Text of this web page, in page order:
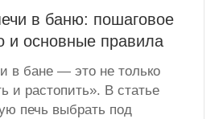
в баню: пошаговое
и основные правила
в бане — это не только
и растопить». В статье
печь выбрать под